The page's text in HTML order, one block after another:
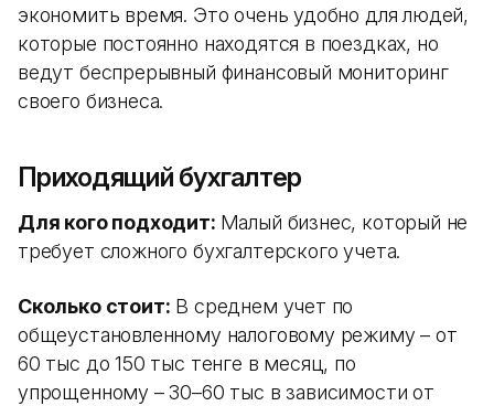
экономить время. Это очень удобно для людей,
которые постоянно находятся в поездках, но
ведут беспрерывный финансовый мониторинг
своего бизнеса.
Приходящий бухгалтер
Для кого подходит: Малый бизнес, который не
требует сложного бухгалтерского учета.
Сколько стоит: В среднем учет по
общеустановленному налоговому режиму – от
60 тыс до 150 тыс тенге в месяц, по
упрощенному – 30–60 тыс в зависимости от